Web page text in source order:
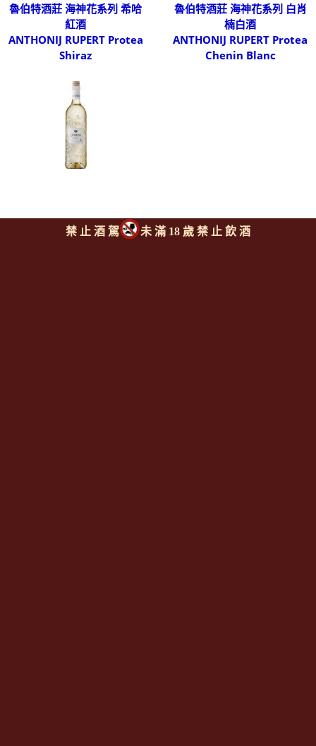
魯伯特酒莊 海神花系列 希哈
紅酒
ANTHONIJ RUPERT Protea
Shiraz
魯伯特酒莊 海神花系列 白肖
楠白酒
ANTHONIJ RUPERT Protea
Chenin Blanc
禁 止 酒 駕 未 滿 18 歲 禁 止 飲 酒